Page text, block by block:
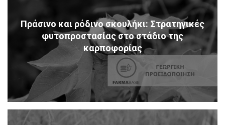
Πράσινο και ρόδινο σκουλήκι: Στρατηγικές
φυτοπροστασίας στο στάδιο της
καρποφορίας